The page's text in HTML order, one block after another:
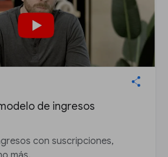
de ingresos
con suscripciones,